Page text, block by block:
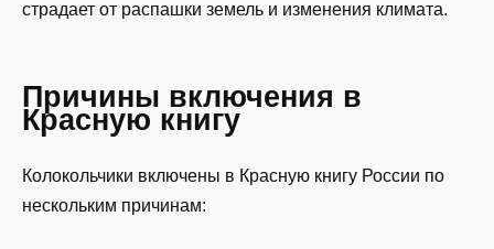
страдает от распашки земель и изменения климата.
Причины включения в
Красную книгу
Колокольчики включены в Красную книгу России по
нескольким причинам: